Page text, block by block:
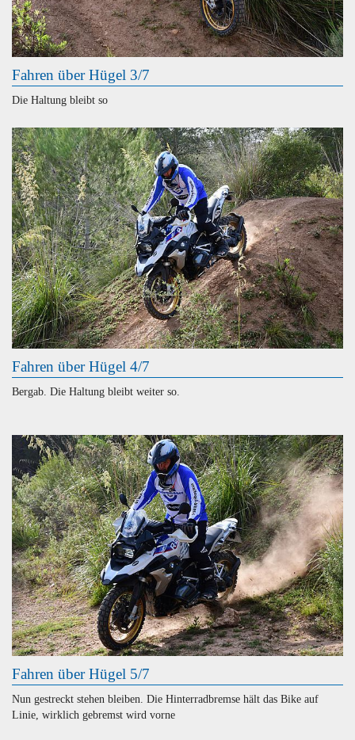
Fahren über Hügel 3/7
Die Haltung bleibt so
Fahren über Hügel 4/7
Bergab. Die Haltung bleibt weiter so.
Fahren über Hügel 5/7
Nun gestreckt stehen bleiben. Die Hinterradbremse hält das Bike auf
Linie, wirklich gebremst wird vorne